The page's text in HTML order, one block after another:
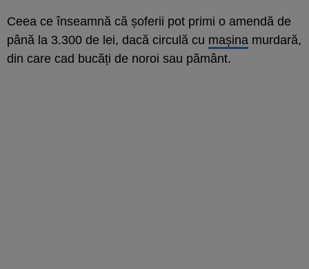
Ceea ce înseamnă că șoferii pot primi o amendă de
până la 3.300 de lei, dacă circulă cu mașina murdară,
din care cad bucăți de noroi sau pământ.